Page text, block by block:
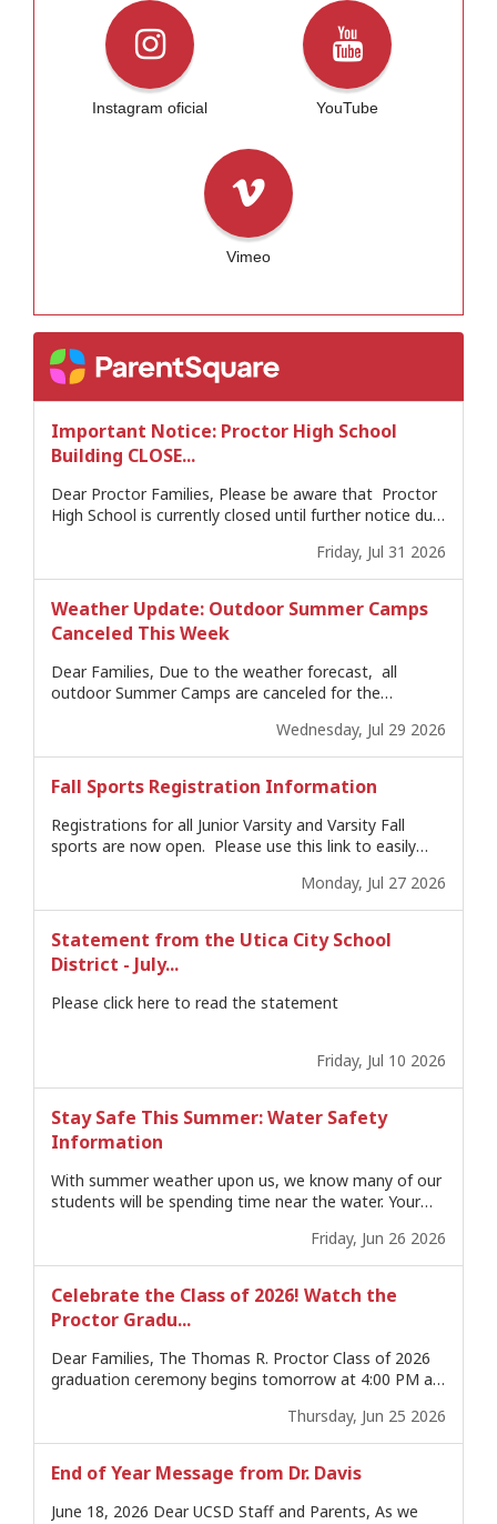
Instagram oficial YouTube
Vimeo